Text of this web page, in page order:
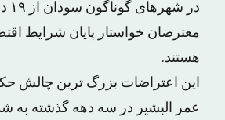
در شهرهای گوناگون سودان از ۱۹ دسامبر آغاز شد.
معترضان خواستار پایان شرایط
هستند.
این اعتراضات بزرگ ترین چالش
عمر البشیر در سه دهه گذشته به